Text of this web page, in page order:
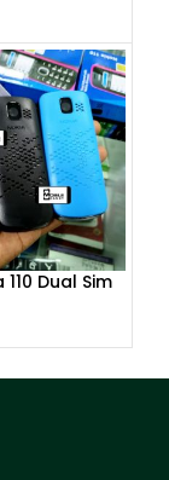
Dual Sim